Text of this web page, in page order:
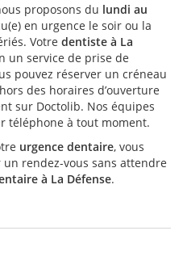
proposons du lundi au
en urgence le soir ou la
Votre dentiste à La
un service de prise de
pouvez réserver un créneau
des horaires d’ouverture
sur Doctolib. Nos équipes
téléphone à tout moment.
urgence dentaire, vous
rendez-vous sans attendre
à La Défense.